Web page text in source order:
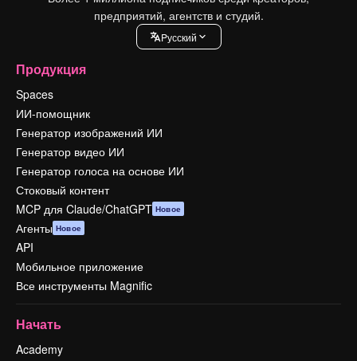
предприятий, агентств и студий.
Pусский
Продукция
Spaces
ИИ-помощник
Генератор изображений ИИ
Генератор видео ИИ
Генератор голоса на основе ИИ
Стоковый контент
MCP для Claude/ChatGPT Новое
Агенты Новое
API
Мобильное приложение
Все инструменты Magnific
Начать
Academy